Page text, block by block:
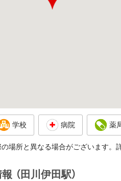
学校 病院 薬
場所と異なる場合がございます。
（田川伊田駅）